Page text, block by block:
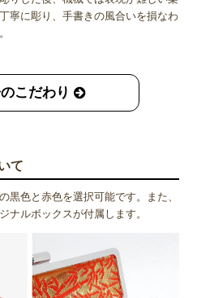
寧に彫り、手書きの風合いを損なわ
こだわり
て
黒色と赤色を選択可能です。また、
ナルボックスが付属します。